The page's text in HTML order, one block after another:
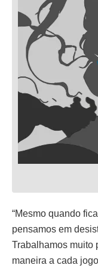
“Mesmo quando
pensamos em
Trabalhamos muito
maneira a cada